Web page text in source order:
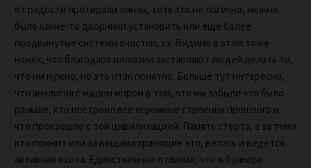
от радости протирали линзы, хотя это не логично, можно
было какие-то дворники установить или еще более
продвинутые системы очистки, хз. Видимо в этом тоже
намек, что благодаря иллюзии заставляют людей делать то,
что им нужно, но это итак понятно. Больше тут интересно,
что аналогия с нашим миром в том, что мы забыли что было
раньше, кто построил все огромные строения прошлого и
что произошло с той цивилизацией. Память стерта, а за теми
кто помнит или за вещами хранящие это, велась и ведется
активная охота. Единственное отличие, что в бункере